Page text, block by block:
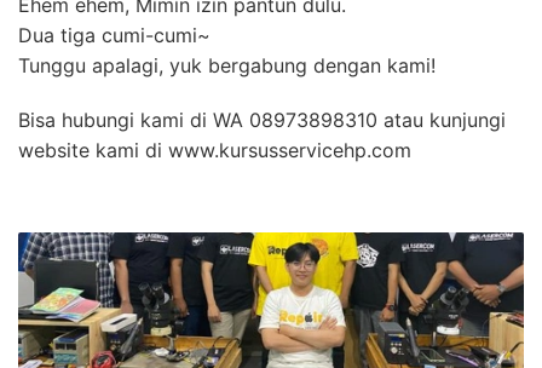
Ehem ehem, Mimin izin pantun dulu.
Dua tiga cumi-cumi~
Tunggu apalagi, yuk bergabung dengan kami!
Bisa hubungi kami di WA 08973898310 atau kunjungi
website kami di www.kursusservicehp.com